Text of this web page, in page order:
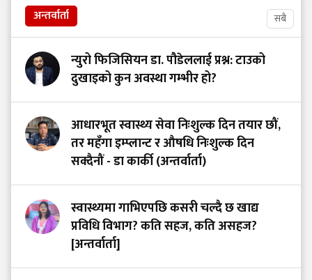
अन्तर्वार्ता सबै
न्युरो फिजिसियन डा. पौडेललाई प्रश्न: टाउको
दुखाइको कुन अवस्था गम्भीर हो?
आधारभूत स्वास्थ्य सेवा निःशुल्क दिन तयार छौं,
तर महँगा इम्प्लान्ट र औषधि निःशुल्क दिन
सक्दैनौं - डा कार्की (अन्तर्वार्ता)
स्वास्थ्यमा गाभिएपछि कसरी चल्दै छ खाद्य
प्रविधि विभाग? कति सहज, कति असहज?
[अन्तर्वार्ता]